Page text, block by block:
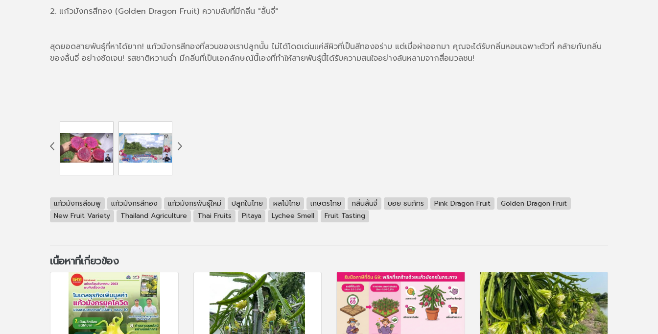
2. แก้วมังกรสีทอง (Golden Dragon Fruit) ความลับที่มีกลิ่น "ลิ้นจี่"
สุดยอดสายพันธุ์ที่หาได้ยาก! แก้วมังกรสีทองที่สวนของเราปลูกนั้น ไม่ได้โดดเด่นแค่สีผิวที่เป็นสีทองอร่าม แต่เมื่อผ่าออกมา คุณจะได้รับกลิ่นหอมเฉพาะตัวที่ คล้ายกับกลิ่น
ของลิ้นจี่ อย่างชัดเจน! รสชาติหวานฉ่ำ มีกลิ่นที่เป็นเอกลักษณ์นี้เองที่ทำให้สายพันธุ์นี้ได้รับความสนใจอย่างล้นหลามจากสื่อมวลชน!
แก้วมังกรสีชมพู แก้วมังกรสีทอง แก้วมังกรพันธุ์ใหม่ ปลูกในไทย ผลไม้ไทย เกษตรไทย กลิ่นลิ้นจี่ บอย ธนภัทร Pink Dragon Fruit
Golden Dragon Fruit
New Fruit Variety
Thailand Agriculture Thai Fruits Pitaya Lychee Smell Fruit Tasting
เนื้อหาที่เกี่ยวข้อง